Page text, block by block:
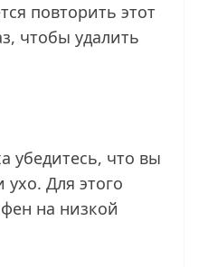
повторить этот
чтобы удалить
убедитесь, что вы
ухо. Для этого
на низкой